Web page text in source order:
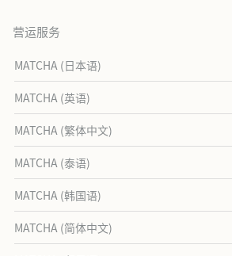
营运服务
MATCHA (日本语)
MATCHA (英语)
MATCHA (繁体中文)
MATCHA (泰语)
MATCHA (韩国语)
MATCHA (简体中文)